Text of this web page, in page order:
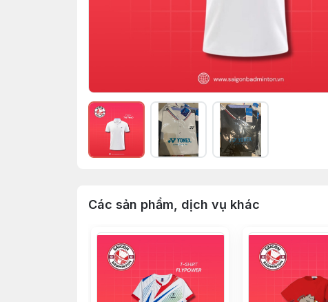
Các sản phẩm, dịch vụ khác